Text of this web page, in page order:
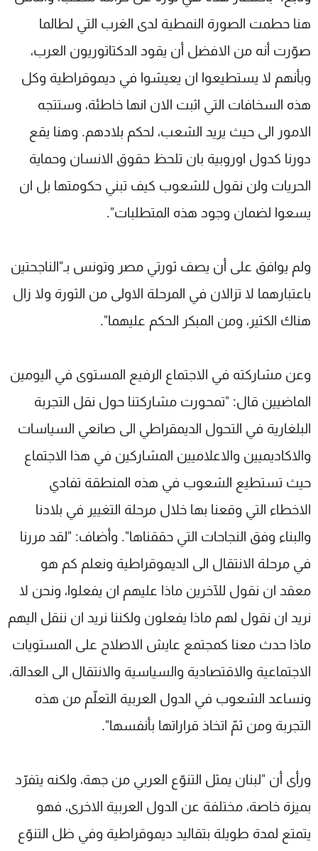
هنا حطمت الصورة النمطية لدى الغرب التي لطالما
صوّرت أنه من الافضل أن يقود الدكتاتوريون العرب،
وبأنهم لا يستطيعوا ان يعيشوا في ديموقراطية وكل
هذه السخافات التي اثبت الان انها خاطئة، وستتجه
الامور الى حيث يريد الشعب، لحكم بلادهم. وهنا يقع
دورنا كدول اوروبية بان تلحظ حقوق الانسان وحماية
الحريات ولن نقول للشعوب كيف تبني حكومتها بل ان
يسعوا لضمان وجود هذه المتطلبات".
ولم يوافق على أن يصف ثورتي مصر وتونس بـ"الناجحتين
باعتبارهما لا تزالان في المرحلة الاولى من الثورة ولا زال
هناك الكثير، ومن المبكر الحكم عليهما".
وعن مشاركته في الاجتماع الرفيع المستوى في اليومين
الماضيين قال: "تمحورت مشاركتنا حول نقل التجربة
البلغارية في التحول الديمقراطي الى صانعي السياسات
والاكاديميين والاعلاميين المشاركين في هذا الاجتماع
حيث تستطيع الشعوب في هذه المنطقة تفادي
الاخطاء التي وقعنا بها خلال مرحلة التغيير في بلادنا
والبناء وفق النجاحات التي حققناها". وأضاف: "لقد مررنا
في مرحلة الانتقال الى الديموقراطية ونعلم كم هو
معقد ان نقول للآخرين ماذا عليهم ان يفعلوا، ونحن لا
نريد ان نقول لهم ماذا يفعلون ولكننا نريد ان ننقل اليهم
ماذا حدث معنا كمجتمع عايش الاصلاح على المستويات
الاجتماعية والاقتصادية والسياسية والانتقال الى العدالة،
ونساعد الشعوب في الدول العربية التعلّم من هذه
التجربة ومن ثمّ اتخاذ قراراتها بأنفسها".
ورأى أن "لبنان يمثل التنوّع العربي من جهة، ولكنه يتفرّد
بميزة خاصة، مختلفة عن الدول العربية الاخرى، فهو
يتمتع لمدة طويلة بتقاليد ديموقراطية وفي ظل التنوّع